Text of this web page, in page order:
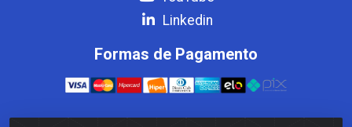
Linkedin
Formas de Pagamento